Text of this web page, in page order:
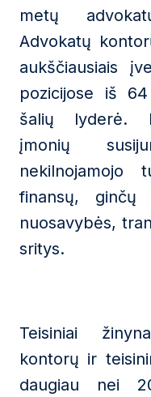
metų
Advokatų
aukščiausiais
pozicijose iš
šalių lyderė.
įmonių
nekilnojamojo
finansų, ginčų
nuosavybės,
sritys.
Teisiniai
kontorų ir
daugiau nei